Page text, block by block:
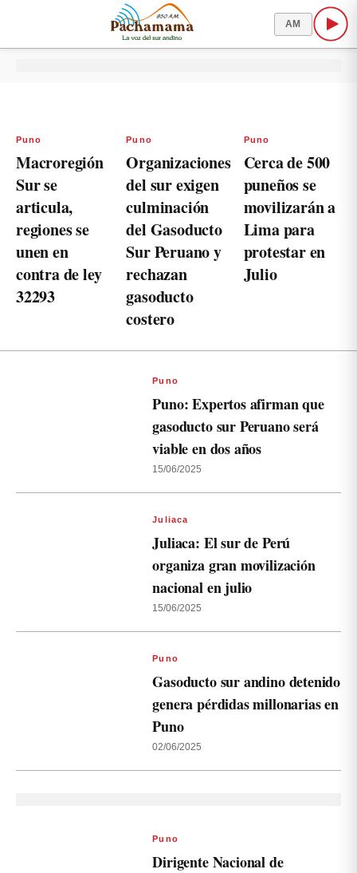
AM
Puno
Macroregión
Sur se
articula,
regiones se
unen en
contra de ley
32293
Puno
Organizaciones
del sur exigen
culminación
del Gasoducto
Sur Peruano y
rechazan
gasoducto
costero
Puno
Cerca de 500
puneños se
movilizarán a
Lima para
protestar en
Julio
Puno
Puno: Expertos afirman que
gasoducto sur Peruano será
viable en dos años
15/06/2025
Juliaca
Juliaca: El sur de Perú
organiza gran movilización
nacional en julio
15/06/2025
Puno
Gasoducto sur andino detenido
genera pérdidas millonarias en
Puno
02/06/2025
Puno
Dirigente Nacional de